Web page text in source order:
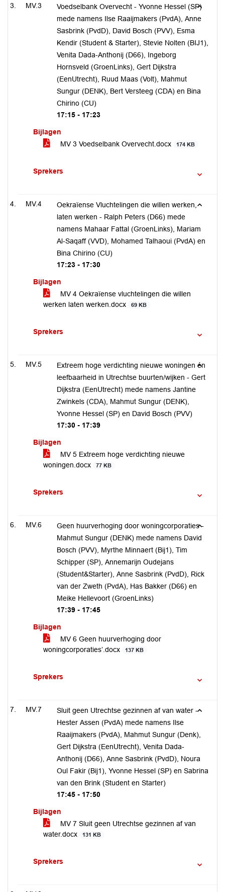
MV.3
Voedselbank Overvecht - Yvonne Hessel (SP)
mede namens Ilse Raaijmakers (PvdA), Anne
Sasbrink (PvdD), David Bosch (PVV), Esma
Kendir (Student & Starter), Stevie Nolten (BIJ1),
Venita Dada-Anthonij (D66), Ingeborg
Hornsveld (GroenLinks), Gert Dijkstra
(EenUtrecht), Ruud Maas (Volt), Mahmut
Sungur (DENK), Bert Versteeg (CDA) en Bina
Chirino (CU)
17:15 - 17:23
Bijlagen
MV 3 Voedselbank Overvecht.docx
174 KB
Sprekers
MV.4
Oekraïense Vluchtelingen die willen werken,
laten werken - Ralph Peters (D66) mede
namens Mahaar Fattal (GroenLinks), Mariam
Al-Saqaff (VVD), Mohamed Talhaoui (PvdA) en
Bina Chirino (CU)
17:23 - 17:30
Bijlagen
MV 4 Oekraïense vluchtelingen die willen
werken laten werken.docx
69 KB
Sprekers
MV.5
Extreem hoge verdichting nieuwe woningen én
leefbaarheid in Utrechtse buurten/wijken - Gert
Dijkstra (EenUtrecht) mede namens Jantine
Zwinkels (CDA), Mahmut Sungur (DENK),
Yvonne Hessel (SP) en David Bosch (PVV)
17:30 - 17:39
Bijlagen
MV 5 Extreem hoge verdichting nieuwe
woningen.docx
77 KB
Sprekers
MV.6
Geen huurverhoging door woningcorporaties -
Mahmut Sungur (DENK) mede namens David
Bosch (PVV), Myrthe Minnaert (Bij1), Tim
Schipper (SP), Annemarijn Oudejans
(Student&Starter), Anne Sasbrink (PvdD), Rick
van der Zweth (PvdA), Has Bakker (D66) en
Meike Hellevoort (GroenLinks)
17:39 - 17:45
Bijlagen
MV 6 Geen huurverhoging door
woningcorporaties’.docx
137 KB
Sprekers
MV.7
Sluit geen Utrechtse gezinnen af van water -
Hester Assen (PvdA) mede namens Ilse
Raaijmakers (PvdA), Mahmut Sungur (Denk),
Gert Dijkstra (EenUtrecht), Venita Dada-
Anthonij (D66), Anne Sasbrink (PvdD), Noura
Oul Fakir (Bij1), Yvonne Hessel (SP) en Sabrina
van den Brink (Student en Starter)
17:45 - 17:50
Bijlagen
MV 7 Sluit geen Utrechtse gezinnen af van
water.docx
131 KB
Sprekers